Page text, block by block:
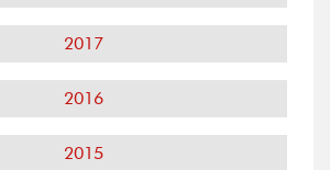
2017
2016
2015